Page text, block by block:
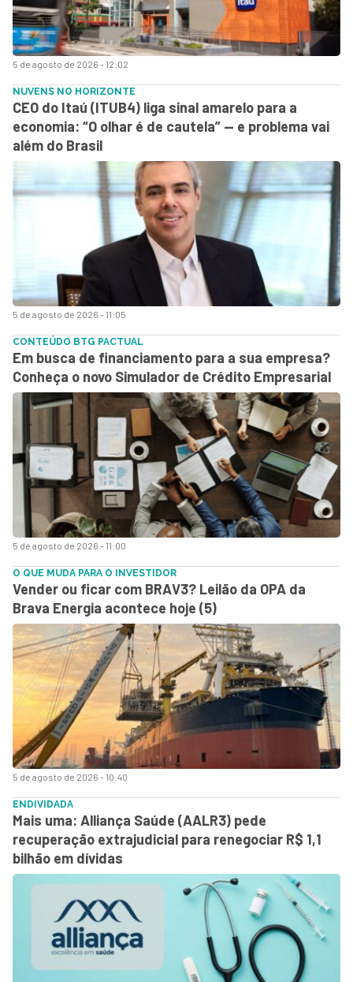
5 de agosto de 2026 - 12:02
5 de agosto de 2026 - 11:05
NUVENS NO HORIZONTE
CEO do Itaú (ITUB4) liga sinal amarelo para a
economia: “O olhar é de cautela” — e problema vai
além do Brasil
5 de agosto de 2026 - 11:00
CONTEÚDO BTG PACTUAL
Em busca de financiamento para a sua empresa?
Conheça o novo Simulador de Crédito Empresarial
5 de agosto de 2026 - 10:40
O QUE MUDA PARA O INVESTIDOR
Vender ou ficar com BRAV3? Leilão da OPA da
Brava Energia acontece hoje (5)
ENDIVIDADA
Mais uma: Alliança Saúde (AALR3) pede
recuperação extrajudicial para renegociar R$ 1,1
bilhão em dívidas